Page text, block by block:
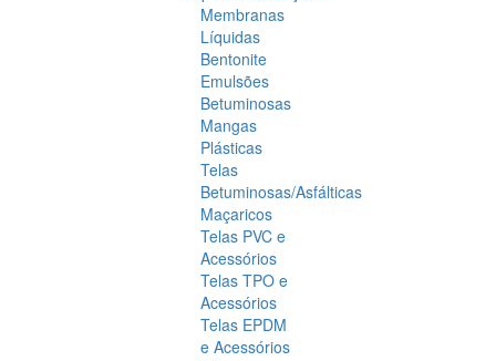
Membranas
Líquidas
Bentonite
Emulsões
Betuminosas
Mangas
Plásticas
Telas
Betuminosas/Asfálticas
Maçaricos
Telas PVC e
Acessórios
Telas TPO e
Acessórios
Telas EPDM
e Acessórios